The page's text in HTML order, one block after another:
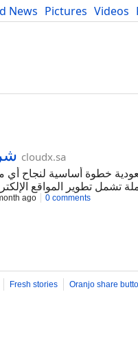
News Pictures Videos
Developers Blog
cloudx.sa
خطوة أساسية لنجاح أي
تطوير المواقع
تقدم كلاودكس خدماتago 0 comments
Fresh stories Oranjo share